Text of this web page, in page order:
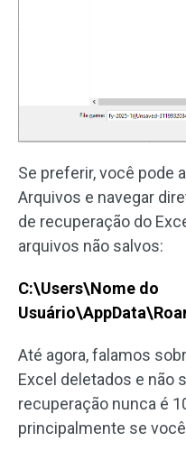
Se preferir, você pode
Arquivos e navegar
de recuperação do
arquivos não salvos:
C:\Users\Nome do
Até agora, falamos
Excel deletados e não
recuperação nunca é
principalmente se